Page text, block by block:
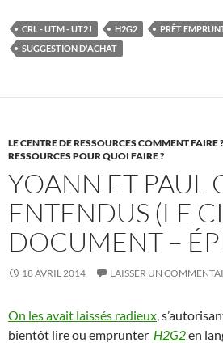
CRL - UTM - UT2J H2G2
PRÊT
SUGGESTION D'ACHAT
LE CENTRE DE RESSOURCES COMMENT FAIRE ?
RESSOURCES POUR QUOI FAIRE ?
YOANN ET PAUL
ENTENDUS (LE
DOCUMENT –
18 AVRIL 2014 LAISSER UN
On les avait laissés radieux,
bientôt lire ou emprunter H2G2en